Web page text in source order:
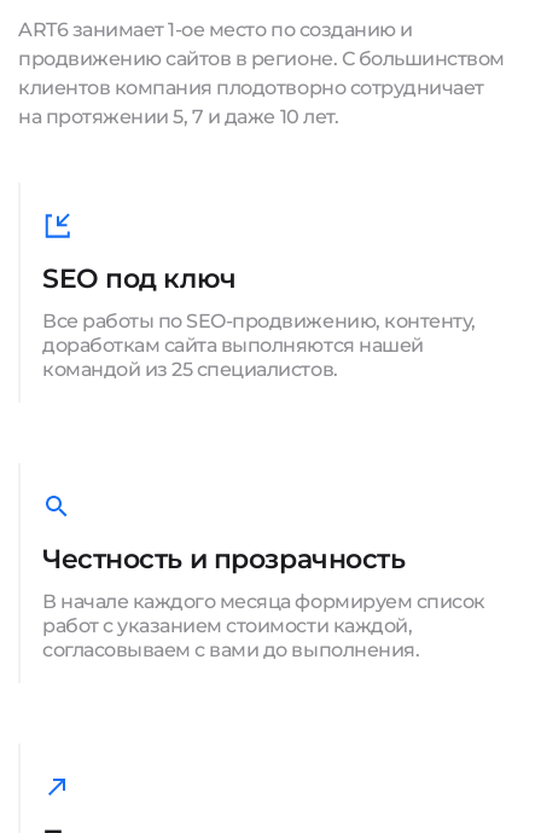
ART6 занимает 1-ое место по созданию и
продвижению сайтов в регионе. С большинством
клиентов компания плодотворно сотрудничает
на протяжении 5, 7 и даже 10 лет.
SEO под ключ
Все работы по SEO-продвижению, контенту,
доработкам сайта выполняются нашей
командой из 25 специалистов.
Честность и прозрачность
В начале каждого месяца формируем список
работ с указанием стоимости каждой,
согласовываем с вами до выполнения.